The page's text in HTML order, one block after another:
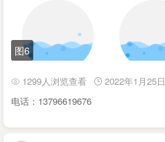
图6
1299人浏览查看 2022年1月25日
电话：13796619676